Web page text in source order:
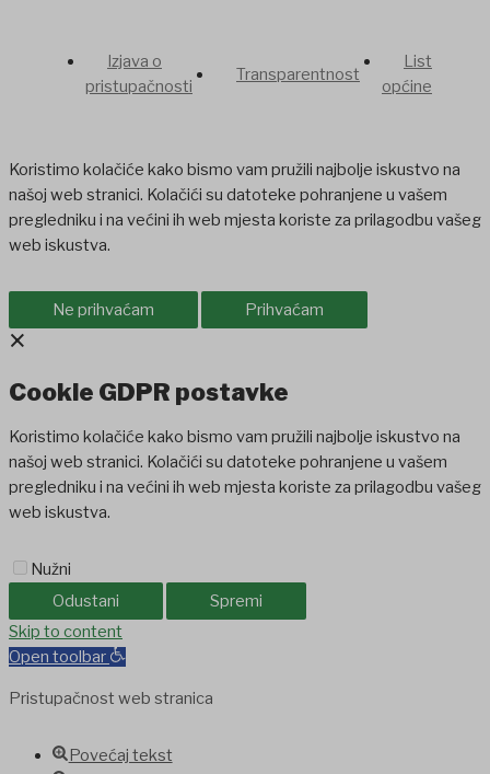
Izjava o
pristupačnosti
Transparentnost
List
općine
Koristimo kolačiće kako bismo vam pružili najbolje iskustvo na
našoj web stranici. Kolačići su datoteke pohranjene u vašem
pregledniku i na većini ih web mjesta koriste za prilagodbu vašeg
web iskustva.
Ne prihvaćam Prihvaćam
×
Cookie GDPR postavke
Koristimo kolačiće kako bismo vam pružili najbolje iskustvo na
našoj web stranici. Kolačići su datoteke pohranjene u vašem
pregledniku i na većini ih web mjesta koriste za prilagodbu vašeg
web iskustva.
Nužni
Odustani
Spremi
Holiganbet
Skip to content
Open toolbar
Pristupačnost web stranica
Povećaj tekst